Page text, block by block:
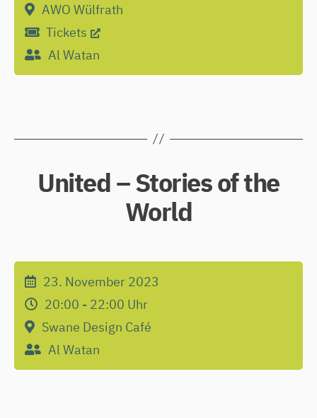
AWO Wülfrath
Tickets
Al Watan
United – Stories of the
World
23. November 2023
20:00 - 22:00 Uhr
Swane Design Café
Al Watan